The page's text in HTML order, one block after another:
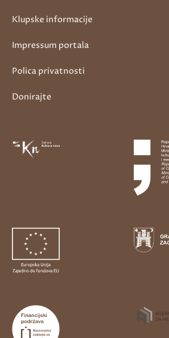
Klupske informacije
Impressum portala
Polica privatnosti
Donirajte